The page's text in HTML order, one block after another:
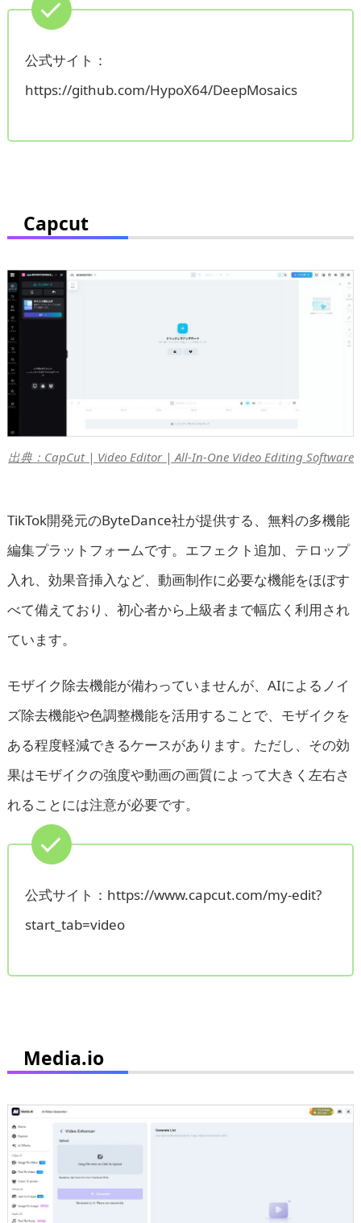
公式サイト：
https://github.com/HypoX64/DeepMosaics
Capcut
出典：CapCut | Video Editor | All-In-One Video Editing Software
TikTok開発元のByteDance社が提供する、無料の多機能
編集プラットフォームです。エフェクト追加、テロップ
入れ、効果音挿入など、動画制作に必要な機能をほぼす
べて備えており、初心者から上級者まで幅広く利用され
ています。
モザイク除去機能が備わっていませんが、AIによるノイ
ズ除去機能や色調整機能を活用することで、モザイクを
ある程度軽減できるケースがあります。ただし、その効
果はモザイクの強度や動画の画質によって大きく左右さ
れることには注意が必要です。
公式サイト：https://www.capcut.com/my-edit?
start_tab=video
Media.io